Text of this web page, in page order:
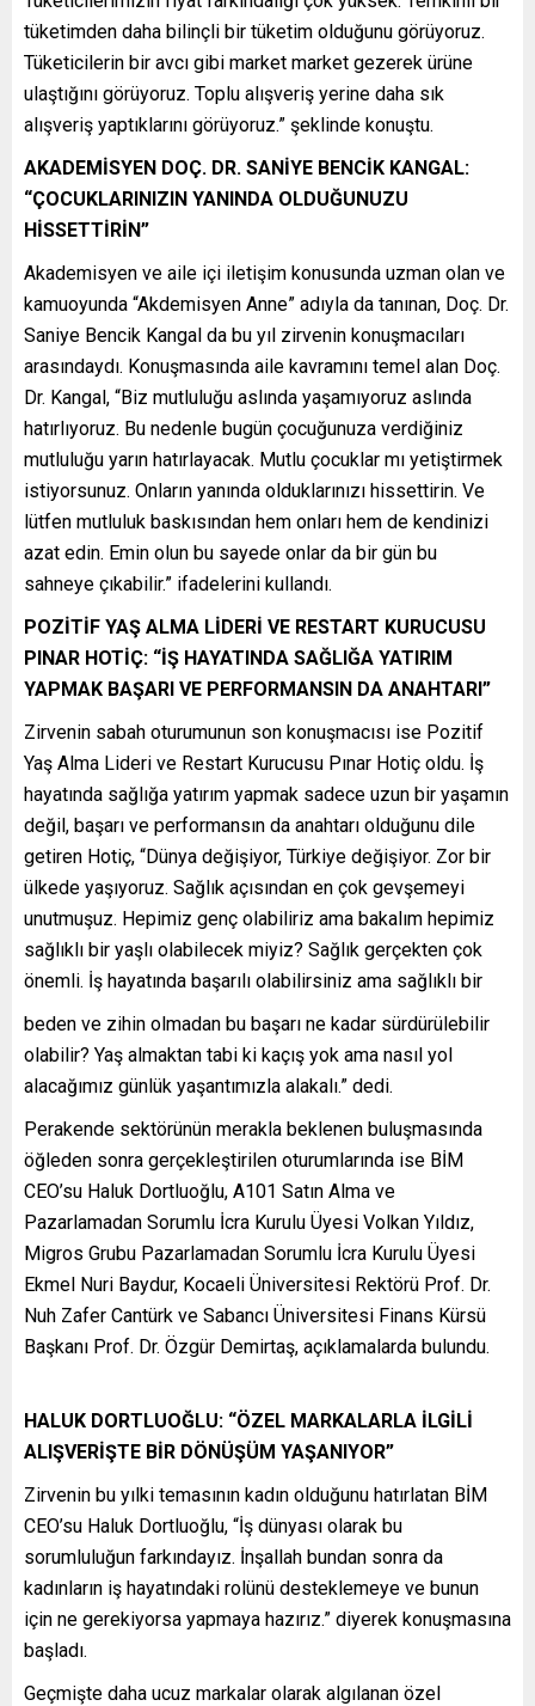
tüketimden daha bilinçli bir tüketim olduğunu görüyoruz.
Tüketicilerin bir avcı gibi market market gezerek ürüne
ulaştığını görüyoruz. Toplu alışveriş yerine daha sık
alışveriş yaptıklarını görüyoruz.” şeklinde konuştu.
AKADEMİSYEN DOÇ. DR. SANİYE BENCİK KANGAL:
“ÇOCUKLARINIZIN YANINDA OLDUĞUNUZU
HİSSETTİRİN”
Akademisyen ve aile içi iletişim konusunda uzman olan ve
kamuoyunda “Akdemisyen Anne” adıyla da tanınan, Doç. Dr.
Saniye Bencik Kangal da bu yıl zirvenin konuşmacıları
arasındaydı. Konuşmasında aile kavramını temel alan Doç.
Dr. Kangal, “Biz mutluluğu aslında yaşamıyoruz aslında
hatırlıyoruz. Bu nedenle bugün çocuğunuza verdiğiniz
mutluluğu yarın hatırlayacak. Mutlu çocuklar mı yetiştirmek
istiyorsunuz. Onların yanında olduklarınızı hissettirin. Ve
lütfen mutluluk baskısından hem onları hem de kendinizi
azat edin. Emin olun bu sayede onlar da bir gün bu
sahneye çıkabilir.” ifadelerini kullandı.
POZİTİF YAŞ ALMA LİDERİ VE RESTART KURUCUSU
PINAR HOTİÇ: “İŞ HAYATINDA SAĞLIĞA YATIRIM
YAPMAK BAŞARI VE PERFORMANSIN DA ANAHTARI”
Zirvenin sabah oturumunun son konuşmacısı ise Pozitif
Yaş Alma Lideri ve Restart Kurucusu Pınar Hotiç oldu. İş
hayatında sağlığa yatırım yapmak sadece uzun bir yaşamın
değil, başarı ve performansın da anahtarı olduğunu dile
getiren Hotiç, “Dünya değişiyor, Türkiye değişiyor. Zor bir
ülkede yaşıyoruz. Sağlık açısından en çok gevşemeyi
unutmuşuz. Hepimiz genç olabiliriz ama bakalım hepimiz
sağlıklı bir yaşlı olabilecek miyiz? Sağlık gerçekten çok
önemli. İş hayatında başarılı olabilirsiniz ama sağlıklı bir
beden ve zihin olmadan bu başarı ne kadar sürdürülebilir
olabilir? Yaş almaktan tabi ki kaçış yok ama nasıl yol
alacağımız günlük yaşantımızla alakalı.” dedi.
Perakende sektörünün merakla beklenen buluşmasında
öğleden sonra gerçekleştirilen oturumlarında ise BİM
CEO’su Haluk Dortluoğlu, A101 Satın Alma ve
Pazarlamadan Sorumlu İcra Kurulu Üyesi Volkan Yıldız,
Migros Grubu Pazarlamadan Sorumlu İcra Kurulu Üyesi
Ekmel Nuri Baydur, Kocaeli Üniversitesi Rektörü Prof. Dr.
Nuh Zafer Cantürk ve Sabancı Üniversitesi Finans Kürsü
Başkanı Prof. Dr. Özgür Demirtaş, açıklamalarda bulundu.
HALUK DORTLUOĞLU: “ÖZEL MARKALARLA İLGİLİ
ALIŞVERİŞTE BİR DÖNÜŞÜM YAŞANIYOR”
Zirvenin bu yılki temasının kadın olduğunu hatırlatan BİM
CEO’su Haluk Dortluoğlu, “İş dünyası olarak bu
sorumluluğun farkındayız. İnşallah bundan sonra da
kadınların iş hayatındaki rolünü desteklemeye ve bunun
için ne gerekiyorsa yapmaya hazırız.” diyerek konuşmasına
başladı.
Geçmişte daha ucuz markalar olarak algılanan özel